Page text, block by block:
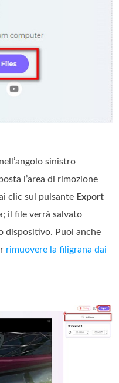
nell’angolo sinistro
l’area di rimozione
clic sul pulsante Export
il file verrà salvato
dispositivo. Puoi anche
rimuovere la filigrana dai